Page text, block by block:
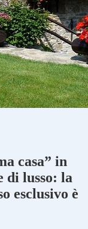
casa” in
di lusso: la
esclusivo è